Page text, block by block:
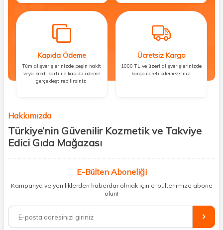
Kapıda Ödeme
Tüm alışverişlerinizde peşin nakit
veya kredi kartı ile kapıda ödeme
gerçekleştirebilirsiniz.
Ücretsiz Kargo
1000 TL ve üzeri alışverişlerinizde
kargo ücreti ödemezsiniz.
Hakkımızda
Türkiye’nin Güvenilir Kozmetik ve Takviye
Edici Gıda Mağazası
kişisel bakım hem de takviye edici gıda ürünlerini sizlerle
buluşturuyoruz. Artık mağaza mağaza dolaşmanıza gerek yok;
ihtiyacınız olan her şeyi tek bir çatı altında topluyor ve kapınıza kadar
%100 orijinal kozmetik ve sağlık ürünleriyle güzelliğinizi tamamlayabilir,
vücudunuzu desteklemek için güvenilir takviye edici gıdalara
E-Bülten Aboneliği
Kampanya ve yeniliklerden haberdar olmak için e-bültenimize abone
olun!